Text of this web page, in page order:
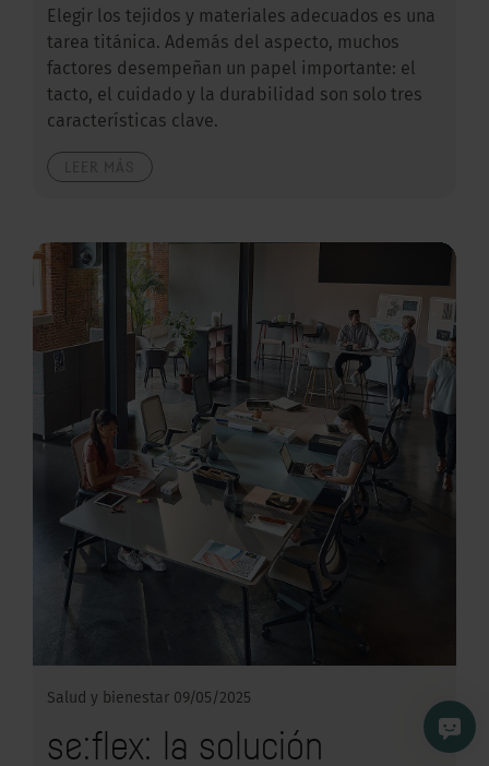
Elegir los tejidos y materiales adecuados es una
tarea titánica. Además del aspecto, muchos
factores desempeñan un papel importante: el
tacto, el cuidado y la durabilidad son solo tres
características clave.
Salud y bienestar 09/05/2025
se:flex: la solución